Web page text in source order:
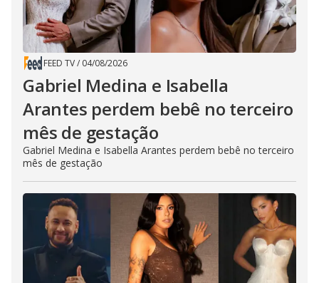
FEED TV/ 04/08/2026
Gabriel Medina e Isabella
Arantes perdem bebê no terceiro
mês de gestação
Gabriel Medina e Isabella Arantes perdem bebê no terceiro
mês de gestação